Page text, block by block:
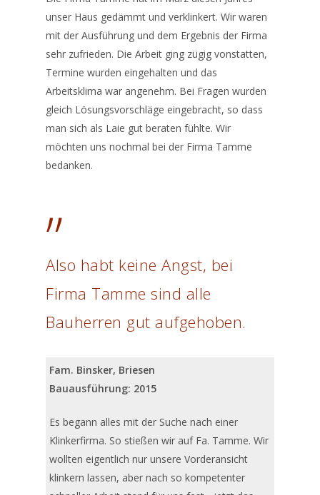
unser Haus gedämmt und verklinkert. Wir waren
mit der Ausführung und dem Ergebnis der Firma
sehr zufrieden. Die Arbeit ging zügig vonstatten,
Termine wurden eingehalten und das
Arbeitsklima war angenehm. Bei Fragen wurden
gleich Lösungsvorschläge eingebracht, so dass
man sich als Laie gut beraten fühlte. Wir
möchten uns nochmal bei der Firma Tamme
bedanken.
”
Also habt keine Angst, bei
Firma Tamme sind alle
Bauherren gut aufgehoben.
Fam. Binsker, Briesen
Bauausführung: 2015
Es begann alles mit der Suche nach einer
Klinkerfirma. So stießen wir auf Fa. Tamme. Wir
wollten eigentlich nur unsere Vorderansicht
klinkern lassen, aber nach so kompetenter